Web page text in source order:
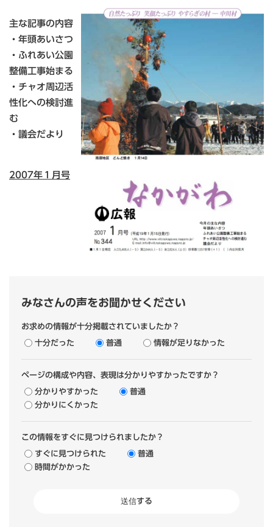
主な記事の内容
・年頭あいさつ
・ふれあい公園
整備工事始まる
・チャオ周辺活
性化への検討進
む
・議会だより
2007年１月号
みなさんの声をお聞かせください
お求めの情報が十分掲載されていましたか？
十分だった 普通 情報が足りなかった
ページの構成や内容、表現は分かりやすかったですか？
分かりやすかった
普通
分かりにくかった
この情報をすぐに見つけられましたか？
すぐに見つけられた
普通
時間がかかった